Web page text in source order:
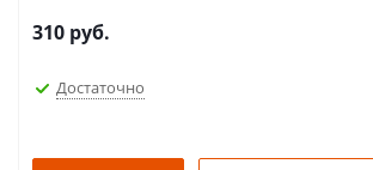
310 руб.
Достаточно